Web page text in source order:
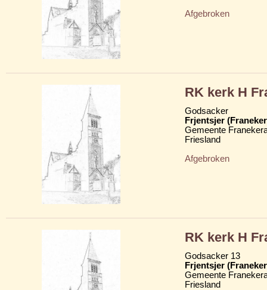
Afgebroken
RK kerk H
Godsacker
Frjentsjer
Gemeente
Friesland
Afgebroken
RK kerk H
Godsacker 13
Frjentsjer
Gemeente
Friesland